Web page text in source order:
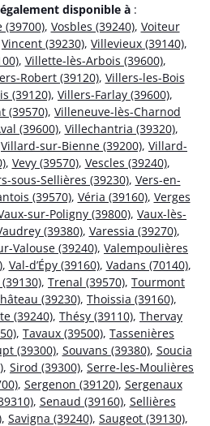
disponible à :
(39700), Vosbles (39240), Voiteur
Vincent (39230), Villevieux (39140),
, Villette-lès-Arbois (39600),
Robert (39120), Villers-les-Bois
(39120), Villers-Farlay (39600),
(39570), Villeneuve-lès-Charnod
(39600), Villechantria (39320),
Villard-sur-Bienne (39200), Villard-
, Vevy (39570), Vescles (39240),
sous-Sellières (39230), Vers-en-
(39570), Véria (39160), Verges
sur-Poligny (39800), Vaux-lès-
(39380), Varessia (39270),
Valouse (39240), Valempoulières
, Val-d’Épy (39160), Vadans (70140),
, Trenal (39570), Tourmont
(39230), Thoissia (39160),
(39240), Thésy (39110), Thervay
, Tavaux (39500), Tassenières
(39300), Souvans (39380), Soucia
, Sirod (39300), Serre-les-Moulières
, Sergenon (39120), Sergenaux
, Senaud (39160), Sellières
, Savigna (39240), Saugeot (39130),